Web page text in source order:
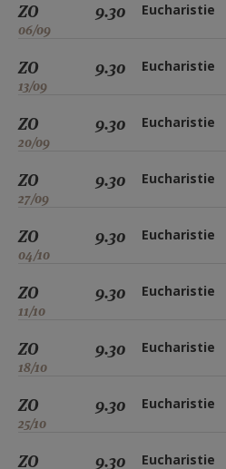
ZO
06/09
9.30 Eucharistie
ZO
13/09
9.30 Eucharistie
ZO
20/09
9.30 Eucharistie
ZO
27/09
9.30 Eucharistie
ZO
04/10
9.30 Eucharistie
ZO
11/10
9.30 Eucharistie
ZO
18/10
9.30 Eucharistie
ZO
25/10
9.30 Eucharistie
ZO 9.30 Eucharistie